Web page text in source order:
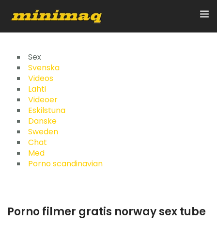
Inicio
Servicios
Implementos
Control Remoto/GPS
Quienes Somos
Sex
Svenska
Videos
Lahti
Videoer
Eskilstuna
Danske
Sweden
Chat
Med
Porno scandinavian
Porno filmer gratis norway sex tube